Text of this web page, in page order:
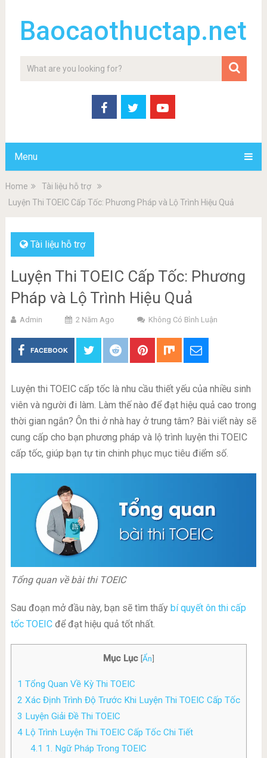
Baocaothuctap.net
Menu
Home
Tài liệu hỗ trợ
Luyện Thi TOEIC Cấp Tốc: Phương Pháp và Lộ Trình Hiệu Quả
Tài liệu hỗ trợ
Luyện Thi TOEIC Cấp Tốc: Phương
Pháp và Lộ Trình Hiệu Quả
Admin 2 Năm Ago Không Có Bình Luận
FACEBOOK
Luyện thi TOEIC cấp tốc là nhu cầu thiết yếu của nhiều sinh
viên và người đi làm. Làm thế nào để đạt hiệu quả cao trong
thời gian ngắn? Ôn thi ở nhà hay ở trung tâm? Bài viết này sẽ
cung cấp cho bạn phương pháp và lộ trình luyện thi TOEIC
cấp tốc, giúp bạn tự tin chinh phục mục tiêu điểm số.
Tổng quan về bài thi TOEIC
Sau đoạn mở đầu này, bạn sẽ tìm thấy bí quyết ôn thi cấp
tốc TOEICđể đạt hiệu quả tốt nhất.
Mục Lục [Ẩn]
1 Tổng Quan Về Kỳ Thi TOEIC
2 Xác Định Trình Độ Trước Khi Luyện Thi TOEIC Cấp Tốc
3 Luyện Giải Đề Thi TOEIC
4Lộ Trình Luyện Thi TOEIC Cấp Tốc Chi Tiết
4.1 1. Ngữ Pháp Trong TOEIC